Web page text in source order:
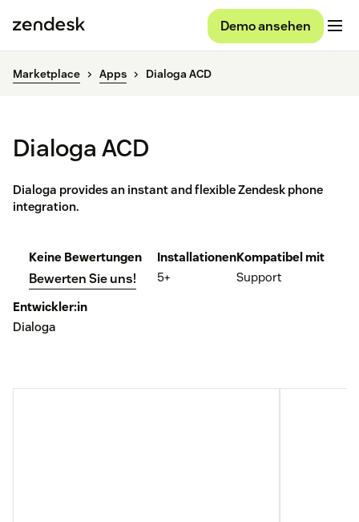
Demo ansehen
Marketplace Apps Dialoga ACD
Dialoga ACD
Dialoga provides an instant and flexible Zendesk phone
integration.
Keine Bewertungen
Bewerten Sie uns!
Installationen
5+
Kompatibel mit
Support
Entwickler:in
Dialoga